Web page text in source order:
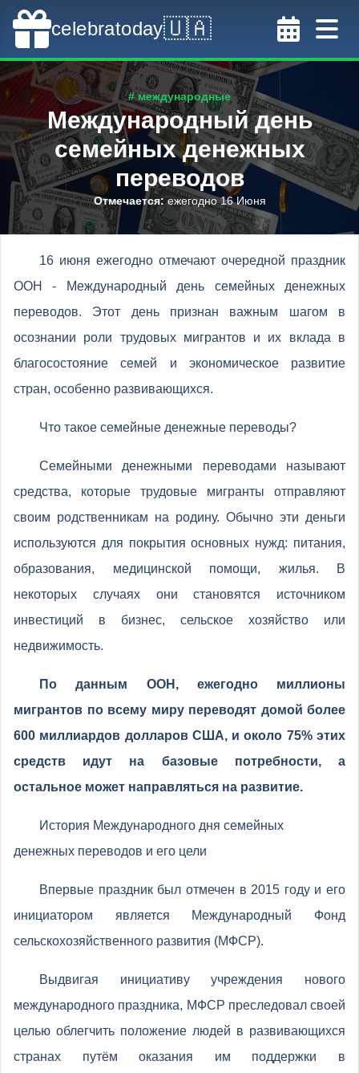
celebratoday🇺🇦
# международные
Международный день
семейных денежных
переводов
Отмечается:ежегодно 16 Июня
16 июня ежегодно отмечают очередной праздник
ООН - Международный день семейных денежных
переводов. Этот день признан важным шагом в
осознании роли трудовых мигрантов и их вклада в
благосостояние семей и экономическое развитие
стран, особенно развивающихся.
Что такое семейные денежные переводы?
Семейными денежными переводами называют
средства, которые трудовые мигранты отправляют
своим родственникам на родину. Обычно эти деньги
используются для покрытия основных нужд: питания,
образования, медицинской помощи, жилья. В
некоторых случаях они становятся источником
инвестиций в бизнес, сельское хозяйство или
недвижимость.
По данным ООН, ежегодно миллионы
мигрантов по всему миру переводят домой более
600 миллиардов долларов США, и около 75% этих
средств идут на базовые потребности, а
остальное может направляться на развитие.
История Международного дня семейных
денежных переводов и его цели
Впервые праздник был отмечен в 2015 году и его
инициатором является Международный Фонд
сельскохозяйственного развития (МФСР).
Выдвигая инициативу учреждения нового
международного праздника, МФСР преследовал своей
целью облегчить положение людей в развивающихся
странах путём оказания им поддержки в